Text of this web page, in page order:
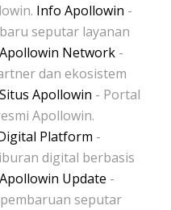
Info Apollowin -
seputar layanan
Apollowin Network -
dan ekosistem
Situs Apollowin - Portal
Apollowin.
Platform -
digital berbasis
Apollowin Update -
seputar